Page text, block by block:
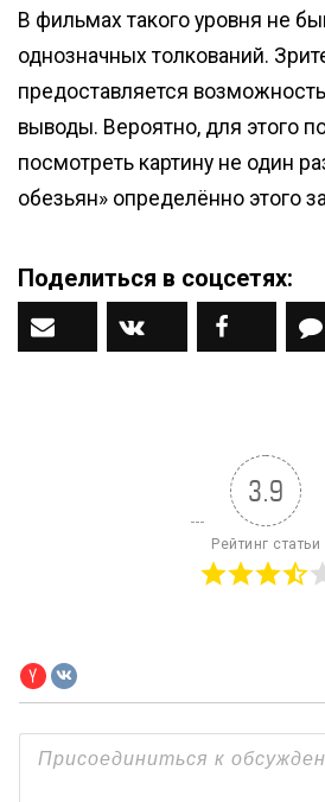
В фильмах такого уровня не
однозначных толкований.
предоставляется
выводы. Вероятно, для этого
посмотреть картину не один
обезьян» определённо этого
Поделиться в соцсетях:
Наш ДЗЕН каналВконтакте Facebook
3.9
Рейтинг статьи